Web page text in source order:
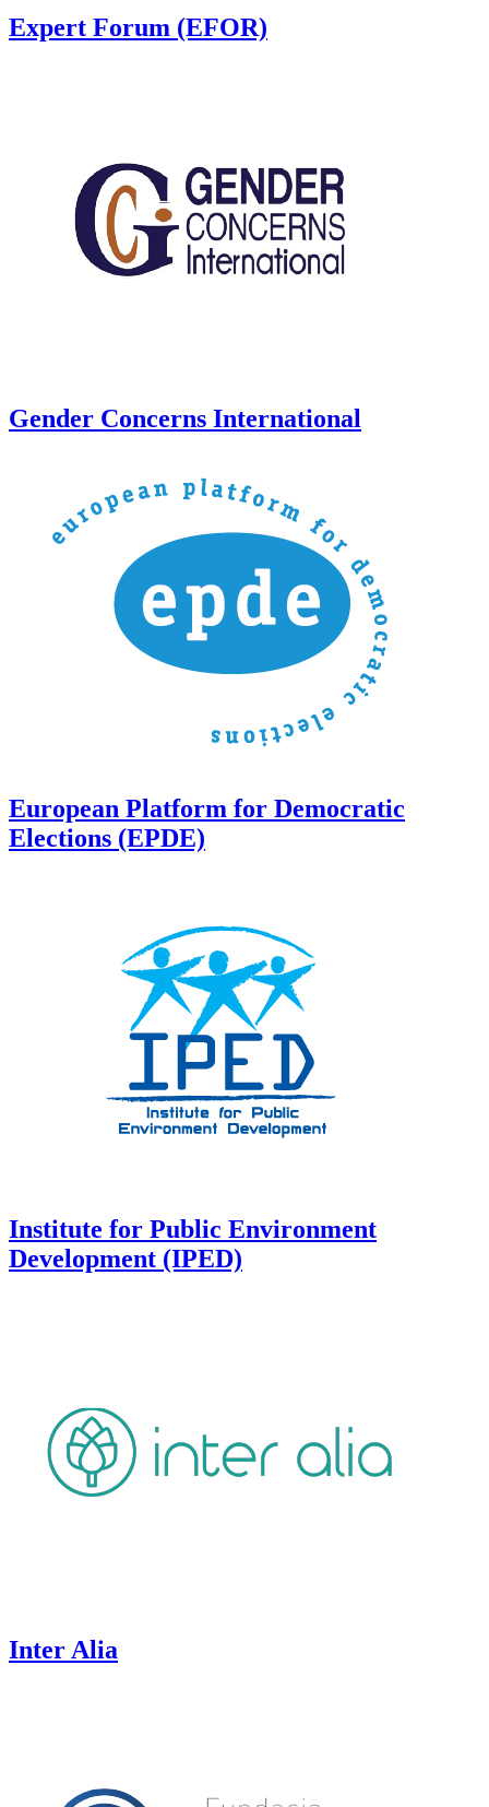
Expert Forum (EFOR)
Gender Concerns International
European Platform for Democratic
Elections (EPDE)
Institute for Public Environment
Development (IPED)
Inter Alia